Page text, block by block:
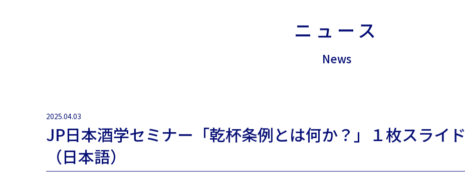
ニュース
News
2025.04.03
JP日本酒学セミナー「乾杯条例とは何か？」１枚スライド
（日本語）